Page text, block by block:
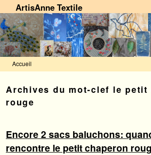
ArtisAnne Textile
Accueil
Archives du mot-clef le petit
rouge
Encore 2 sacs baluchons:
rencontre le petit chaperon